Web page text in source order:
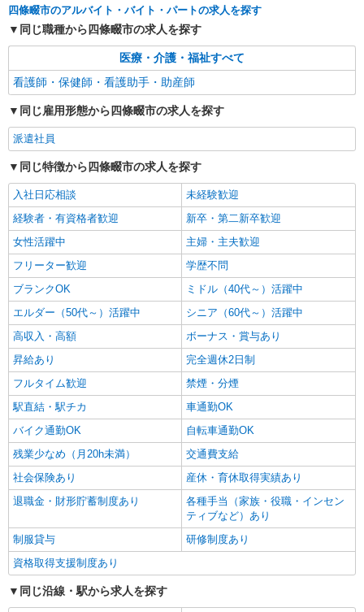
時給1,339円 〇時間外勤務手当 〇土日祝勤務手当
〇無事故無違反表彰金 〇年末年始勤務手当
パナソニック エイジフリーケアセンター四條
畷忍ヶ丘 大阪府四條畷市岡山東4丁目1-33
詳細を見る
SOMPOヘルスサポート株式会社 全支援対応コース
業所一括面談(対面) 1日：10,000円〜14,716円 ・
個別訪問(対面) 1件：4,286円〜5,239円 ・遠隔面
談 1件：1,500〜1,691円 ・電話支援 1件：
1,000円〜1,429円 ・ICTメール支援 1件：500円
※上記金額に消費税を加えた金額をお支払いいた
します ※交通費・電話代は弊社負担。その他、支
援内容により細則あり。
【活動エリア】大阪府四條畷市及びその周辺
キープ 詳細を見る
正社員
パナソニック エイジフリーケアセンター四條畷忍ヶ丘
デイサービス／看護師／正社員
月給23万9000円〜25万4000円 ※経験・能力・
資格等による 保健師 月給 25万4000円 正看護師
月給 24万9000円 准看護師 月給 23万9000円 〇資
格手当 〇職種手当 〇業務手当 〇時間外勤務手当
〇休日勤務手当 〇無事故無違反表彰金 〇年末年始
勤務手当
パナソニック エイジフリーケアセンター四條
畷忍ヶ丘 大阪府四條畷市岡山東4丁目1-33
キープ 詳細を見る
派遣社員
株式会社トラストグロース西日本 大阪本社
住宅型有料老人ホームでの看護業務
時給：2,100円〜2,200円 ※資格・経験により
考慮いたします！
大阪府四條畷市
キープ
派遣社員
四條畷市のアルバイト・バイト・パートの求人を探す
同じ職種から四條畷市の求人を探す
医療・介護・福祉すべて
看護師・保健師・看護助手・助産師
同じ雇用形態から四條畷市の求人を探す
派遣社員
同じ特徴から四條畷市の求人を探す
入社日応相談
未経験歓迎
経験者・有資格者歓迎
新卒・第二新卒歓迎
女性活躍中
主婦・主夫歓迎
フリーター歓迎
学歴不問
ブランクOK
ミドル（40代～）活躍中
エルダー（50代～）活躍中
シニア（60代～）活躍中
高収入・高額
ボーナス・賞与あり
昇給あり
完全週休2日制
フルタイム歓迎
禁煙・分煙
駅直結・駅チカ
車通勤OK
バイク通勤OK
自転車通勤OK
残業少なめ（月20h未満）
交通費支給
社会保険あり
産休・育休取得実績あり
退職金・財形貯蓄制度あり
各種手当（家族・役職・インセン
ティブなど）あり
制服貸与
研修制度あり
資格取得支援制度あり
同じ沿線・駅から求人を探す